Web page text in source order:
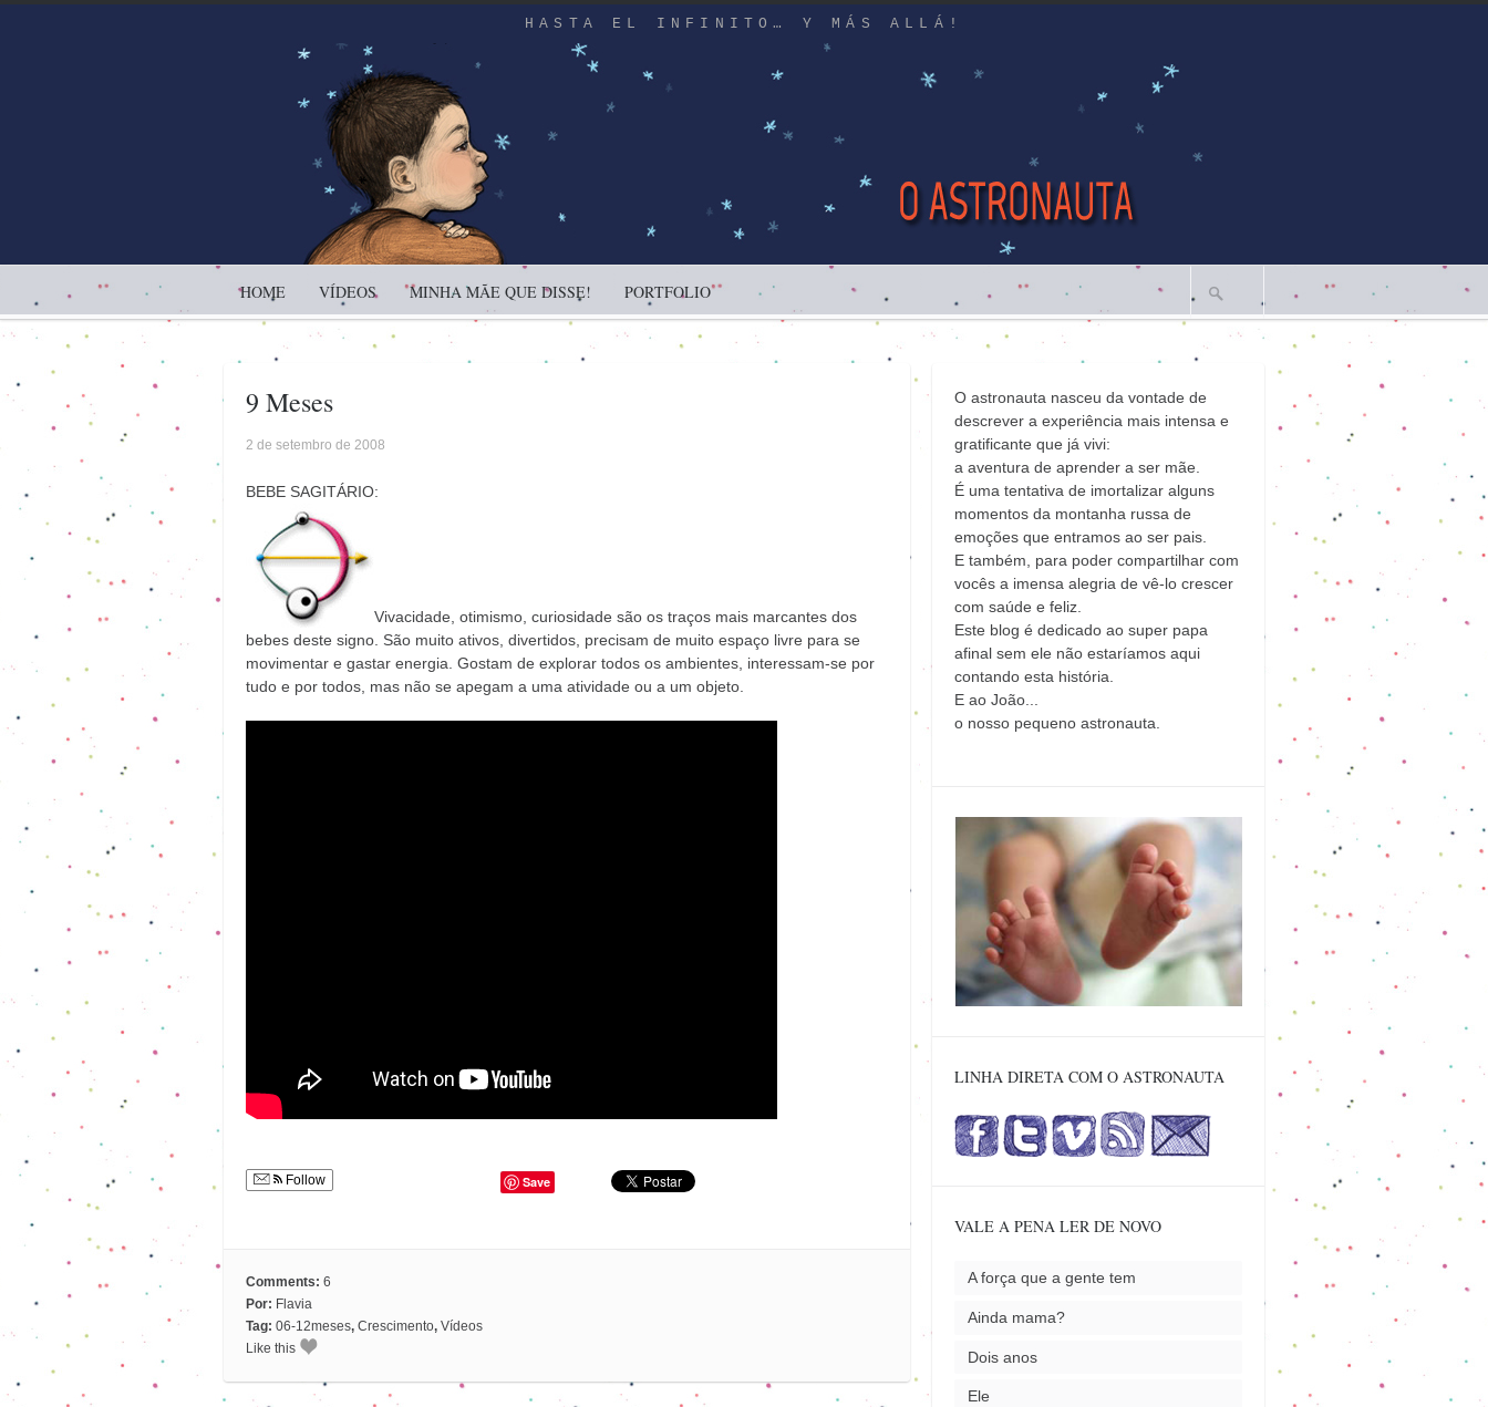
HASTA EL INFINITO… Y MÁS ALLÁ!
HOME VÍDEOS MINHA MÃE QUE DISSE! PORTFOLIO
9 Meses
2 de setembro de 2008
BEBE SAGITÁRIO:
Vivacidade, otimismo, curiosidade são os traços mais marcantes dos
bebes deste signo. São muito ativos, divertidos, precisam de muito espaço livre para se
movimentar e gastar energia. Gostam de explorar todos os ambientes, interessam-se por
tudo e por todos, mas não se apegam a uma atividade ou a um objeto.
Follow Save
Comments: 6
Por: Flavia
Tag: 06-12meses, Crescimento, Vídeos
Like this
O astronauta nasceu da vontade de
descrever a experiência mais intensa e
gratificante que já vivi:
a aventura de aprender a ser mãe.
É uma tentativa de imortalizar alguns
momentos da montanha russa de
emoções que entramos ao ser pais.
E também, para poder compartilhar com
vocês a imensa alegria de vê-lo crescer
com saúde e feliz.
Este blog é dedicado ao super papa
afinal sem ele não estaríamos aqui
contando esta história.
E ao João...
o nosso pequeno astronauta.
LINHA DIRETA COM O ASTRONAUTA
VALE A PENA LER DE NOVO
A força que a gente tem
Ainda mama?
Dois anos
Ele